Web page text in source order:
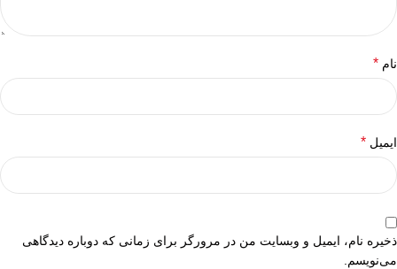
نام *
ایمیل *
ذخیره نام، ایمیل و وبسایت من در مرورگر برای زمانی که دوباره دیدگاهی
می‌نویسم.